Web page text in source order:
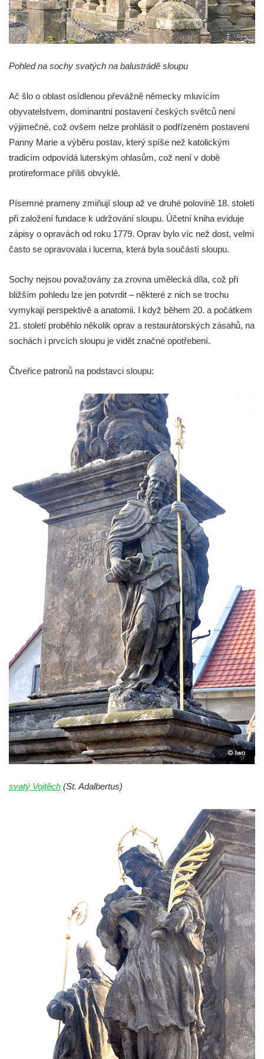
Sloup Panny Marie v Klášterci nad Ohří
Zbytek světeckého sloupu v Klášterci nad
Sloup svatého Floriána v Žatci
Sloup svatého Jana Nepomuckého v Žatci
Sloup Nejsvětější Trojice ve Stráži nad Ohří
Sloup Panny Marie Bolestné v Kralupech
nad Vltavou-Mikovicích
Sloup Panny Marie v Bílině
Sloup Nejsvětější Trojice v Ostrově
Sloup Panny Marie v Milhostově
Sloup Nejsvětější Trojice v Blíževedlech
Sloup svatého Floriána v Chomutově
Sloup Nejsvětější trojice v Lokti
Sloup Nejsvětější trojice v Krásně
Sloup Nejsvětější Trojice v Horním
Sloup Nejsvětější trojice ve Městě Touškově
Sloup Panny Marie v Plzni
Sloup Panny Marie ve Sloupu v Čechách
Sloup Nejsvětější Trojice s korunováním
Panny Marie v Karlových Varech
Sloup Panny Marie v Chrastavě
Sloup Panny Marie v Liberci-Ruprechticích
Sloup Panny Marie v Kravařích
Sloup Panny Marie v Českém Krumlově
Sloup Nejsvětější Trojice v Brtníkách
Sloup Nejsvětější Trojice (v Horním
Podluží) v Rybništi
Sloup Panny Marie ve Cvikově
Sloup Panny Marie v kašně v České
Kamenici
Sloup Panny Marie ve Hřebenech
Sloup Panny Marie Immaculaty u kostela
svatých Petra a Pavla v Růžové
Sloup svatého Josefa s Ježíškem u kostela
Sloup se sochou Krista Salvátora v
Sloup Nejsvětější Trojice u zámečku Pachtů
z Rájova v Jablonném v Podještědí
Sloup se sochou svatého Vavřince v
Jiřetíně pod Jedlovou
Sloup archanděla Michaela v Nejdku
Sloup Panny Marie v Nejdku
Sloup Nejsvětější Trojice v Nejdku
Sloup Panny Marie v Pardubicích
Sloup Nejsvětější Trojice v Náchodě
Sloup Panny Marie v Náchodě
Sloup Panny Marie v Rokycanech
Pohled na sochy svatých na balustrádě sloupu
Ač šlo o oblast osídlenou převážně německy mluvícím
obyvatelstvem, dominantní postavení českých světců není
výjimečné, což ovšem nelze prohlásit o podřízeném postavení
Panny Marie a výběru postav, který spíše než katolickým
tradicím odpovídá luterským ohlasům, což není v době
protireformace příliš obvyklé.
Písemné prameny zmiňují sloup až ve druhé polovině 18. století
při založení fundace k udržování sloupu. Účetní kniha eviduje
zápisy o opravách od roku 1779. Oprav bylo víc než dost, velmi
často se opravovala i lucerna, která byla součástí sloupu.
Sochy nejsou považovány za zrovna umělecká díla, což při
bližším pohledu lze jen potvrdit – některé z nich se trochu
vymykají perspektivě a anatomii. I když během 20. a počátkem
21. století proběhlo několik oprav a restaurátorských zásahů, na
sochách i prvcích sloupu je vidět značné opotřebení.
Čtveřice patronů na podstavci sloupu:
svatý Vojtěch (St. Adalbertus)